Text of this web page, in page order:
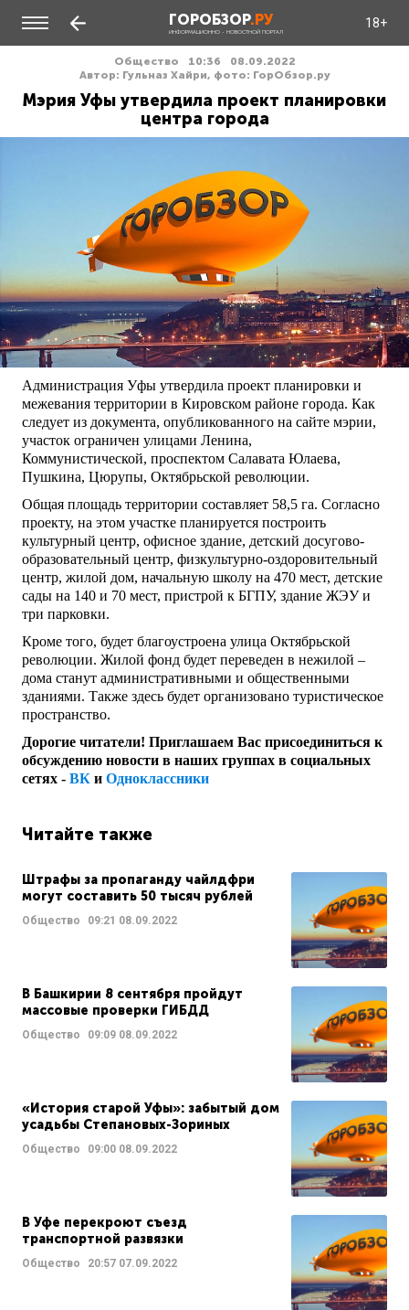
ГОРОБЗОР.РУ
ИНФОРМАЦИОННО - НОВОСТНОЙ ПОРТАЛ
18+
Общество 10:36
08.09.2022
Автор: Гульназ Хайри, фото: ГорОбзор.ру
Мэрия Уфы утвердила проект планировки
центра города
Администрация Уфы утвердила проект планировки и
межевания территории в Кировском районе города. Как
следует из документа, опубликованного на сайте мэрии,
участок ограничен улицами Ленина,
Коммунистической, проспектом Салавата Юлаева,
Пушкина, Цюрупы, Октябрьской революции.
Общая площадь территории составляет 58,5 га. Согласно
проекту, на этом участке планируется построить
культурный центр, офисное здание, детский досугово-
образовательный центр, физкультурно-оздоровительный
центр, жилой дом, начальную школу на 470 мест, детские
сады на 140 и 70 мест, пристрой к БГПУ, здание ЖЭУ и
три парковки.
Кроме того, будет благоустроена улица Октябрьской
революции. Жилой фонд будет переведен в нежилой –
дома станут административными и общественными
зданиями. Также здесь будет организовано туристическое
пространство.
Дорогие читатели! Приглашаем Вас присоединиться к
обсуждению новости в наших группах в социальных
сетях - ВК и Одноклассники
Читайте также
Штрафы за пропаганду чайлдфри
могут составить 50 тысяч рублей
Общество 09:21 08.09.2022
В Башкирии 8 сентября пройдут
массовые проверки ГИБДД
Общество 09:09 08.09.2022
«История старой Уфы»: забытый дом
усадьбы Степановых-Зориных
Общество 09:00 08.09.2022
В Уфе перекроют съезд
транспортной развязки
Общество 20:57 07.09.2022